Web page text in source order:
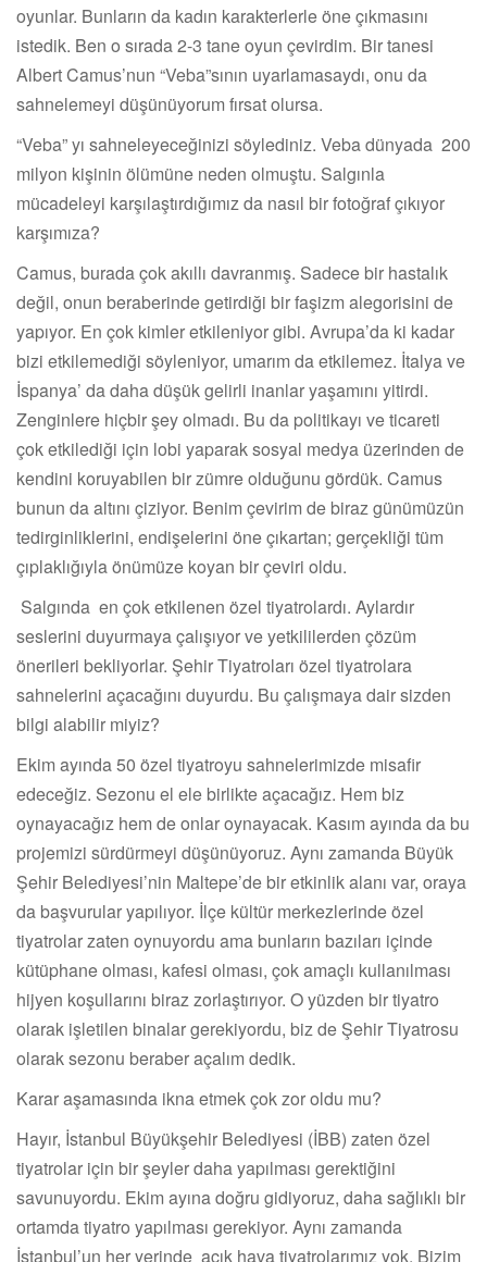
oyunlar. Bunların da kadın karakterlerle öne çıkmasını
istedik. Ben o sırada 2-3 tane oyun çevirdim. Bir tanesi
Albert Camus’nun “Veba”sının uyarlamasaydı, onu da
sahnelemeyi düşünüyorum fırsat olursa.
“Veba” yı sahneleyeceğinizi söylediniz. Veba dünyada 200
milyon kişinin ölümüne neden olmuştu. Salgınla
mücadeleyi karşılaştırdığımız da nasıl bir fotoğraf çıkıyor
karşımıza?
Camus, burada çok akıllı davranmış. Sadece bir hastalık
değil, onun beraberinde getirdiği bir faşizm alegorisini de
yapıyor. En çok kimler etkileniyor gibi. Avrupa’da ki kadar
bizi etkilemediği söyleniyor, umarım da etkilemez. İtalya ve
İspanya’ da daha düşük gelirli inanlar yaşamını yitirdi.
Zenginlere hiçbir şey olmadı. Bu da politikayı ve ticareti
çok etkilediği için lobi yaparak sosyal medya üzerinden de
kendini koruyabilen bir zümre olduğunu gördük. Camus
bunun da altını çiziyor. Benim çevirim de biraz günümüzün
tedirginliklerini, endişelerini öne çıkartan; gerçekliği tüm
çıplaklığıyla önümüze koyan bir çeviri oldu.
Salgında en çok etkilenen özel tiyatrolardı. Aylardır
seslerini duyurmaya çalışıyor ve yetkililerden çözüm
önerileri bekliyorlar. Şehir Tiyatroları özel tiyatrolara
sahnelerini açacağını duyurdu. Bu çalışmaya dair sizden
bilgi alabilir miyiz?
Ekim ayında 50 özel tiyatroyu sahnelerimizde misafir
edeceğiz. Sezonu el ele birlikte açacağız. Hem biz
oynayacağız hem de onlar oynayacak. Kasım ayında da bu
projemizi sürdürmeyi düşünüyoruz. Aynı zamanda Büyük
Şehir Belediyesi’nin Maltepe’de bir etkinlik alanı var, oraya
da başvurular yapılıyor. İlçe kültür merkezlerinde özel
tiyatrolar zaten oynuyordu ama bunların bazıları içinde
kütüphane olması, kafesi olması, çok amaçlı kullanılması
hijyen koşullarını biraz zorlaştırıyor. O yüzden bir tiyatro
olarak işletilen binalar gerekiyordu, biz de Şehir Tiyatrosu
olarak sezonu beraber açalım dedik.
Karar aşamasında ikna etmek çok zor oldu mu?
Hayır, İstanbul Büyükşehir Belediyesi (İBB) zaten özel
tiyatrolar için bir şeyler daha yapılması gerektiğini
savunuyordu. Ekim ayına doğru gidiyoruz, daha sağlıklı bir
ortamda tiyatro yapılması gerekiyor. Aynı zamanda
İstanbul’un her yerinde açık hava tiyatrolarımız yok. Bizim